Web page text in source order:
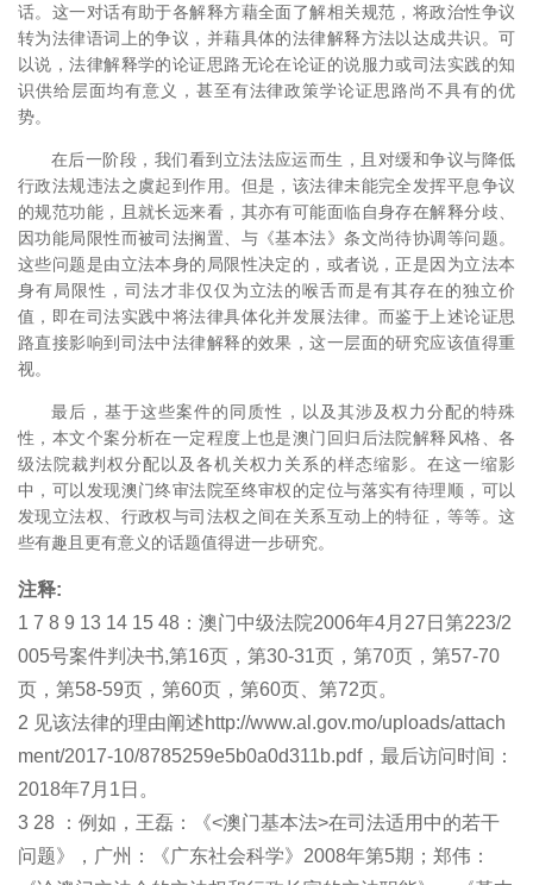
话。这一对话有助于各解释方藉全面了解相关规范，将政治性争议
转为法律语词上的争议，并藉具体的法律解释方法以达成共识。可
以说，法律解释学的论证思路无论在论证的说服力或司法实践的知
识供给层面均有意义，甚至有法律政策学论证思路尚不具有的优
势。
在后一阶段，我们看到立法法应运而生，且对缓和争议与降低
行政法规违法之虞起到作用。但是，该法律未能完全发挥平息争议
的规范功能，且就长远来看，其亦有可能面临自身存在解释分歧、
因功能局限性而被司法搁置、与《基本法》条文尚待协调等问题。
这些问题是由立法本身的局限性决定的，或者说，正是因为立法本
身有局限性，司法才非仅仅为立法的喉舌而是有其存在的独立价
值，即在司法实践中将法律具体化并发展法律。而鉴于上述论证思
路直接影响到司法中法律解释的效果，这一层面的研究应该值得重
视。
最后，基于这些案件的同质性，以及其涉及权力分配的特殊
性，本文个案分析在一定程度上也是澳门回归后法院解释风格、各
级法院裁判权分配以及各机关权力关系的样态缩影。在这一缩影
中，可以发现澳门终审法院至终审权的定位与落实有待理顺，可以
发现立法权、行政权与司法权之间在关系互动上的特征，等等。 这
些有趣且更有意义的话题值得进一步研究。
注释:
1 7 8 9 13 14 15 48：澳门中级法院2006年4月27日第223/2
005号案件判决书,第16页，第30-31页，第70页，第57-70
页，第58-59页，第60页，第60页、第72页。
2 见该法律的理由阐述http://www.al.gov.mo/uploads/attach
ment/2017-10/8785259e5b0a0d311b.pdf，最后访问时间：
2018年7月1日。
3 28 ：例如，王磊：《<澳门基本法>在司法适用中的若干
问题》，广州：《广东社会科学》2008年第5期；郑伟：